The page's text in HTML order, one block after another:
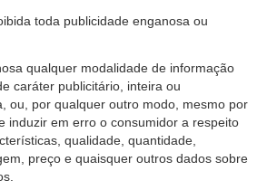
toda publicidade enganosa ou
qualquer modalidade de informação
caráter publicitário, inteira ou
ou, por qualquer outro modo, mesmo por
induzir em erro o consumidor a respeito
qualidade, quantidade,
preço e quaisquer outros dados sobre